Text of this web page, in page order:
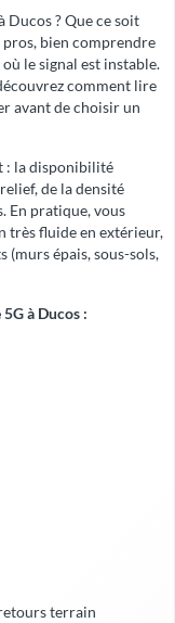
Ducos ? Que ce soit
pros, bien comprendre
le signal est instable.
comment lire
avant de choisir un
: la disponibilité
de la densité
En pratique, vous
très fluide en extérieur,
(murs épais, sous-sols,
à Ducos :
terrain